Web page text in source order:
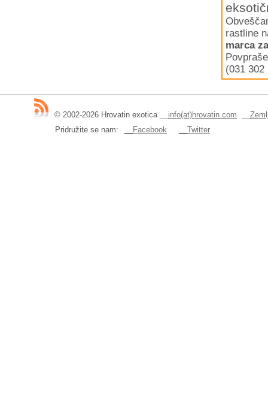
rastline
marca
(031
© 2002-2026 Hrovatin exotica__ info(at)hrovatin.com
Pridružite se nam:
__Facebook __Twitter